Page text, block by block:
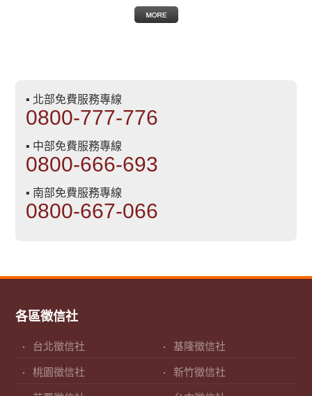
▪ 北部免費服務專線
0800-777-776
▪ 中部免費服務專線
0800-666-693
▪ 南部免費服務專線
0800-667-066
各區徵信社
台北徵信社 基隆徵信社
桃園徵信社 新竹徵信社